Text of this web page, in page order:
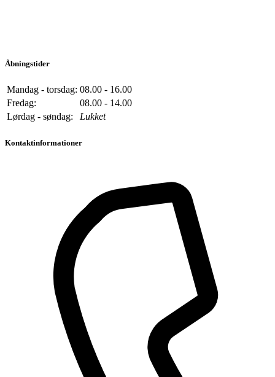
Åbningstider
Mandag - torsdag: 08.00 - 16.00
Fredag:
08.00 - 14.00
Lørdag - søndag:
Lukket
Kontaktinformationer